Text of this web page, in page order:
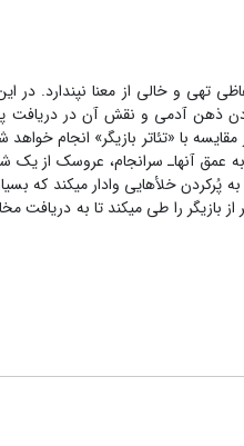
تهی و خالی از معنا نپندارد. در این
ذهن آدمی و نقش آن در
با «تئاتر بازیگر» انجام خواهد
عمق آن‏هاـ سرانجام، عروسک از یک
خلأ‏هایی وادار می‏کند که
از بازیگر را طی می‏کند تا به